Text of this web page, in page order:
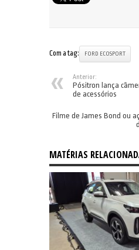
Com a tag: FORD ECOSPORT
Anterior:
Pósitron lança
de acessórios
Filme de James Bond ou
MATÉRIAS